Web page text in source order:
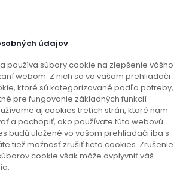
údajov
používa súbory cookie na zlepšenie vášho
webom. Z nich sa vo vašom prehliadači
ktoré sú kategorizované podľa potreby,
pre fungovanie základných funkcií
aj cookies tretích strán, ktoré nám
a pochopiť, ako používate túto webovú
budú uložené vo vašom prehliadači iba s
tiež možnosť zrušiť tieto cookies. Zrušenie
cookie však môže ovplyvniť váš